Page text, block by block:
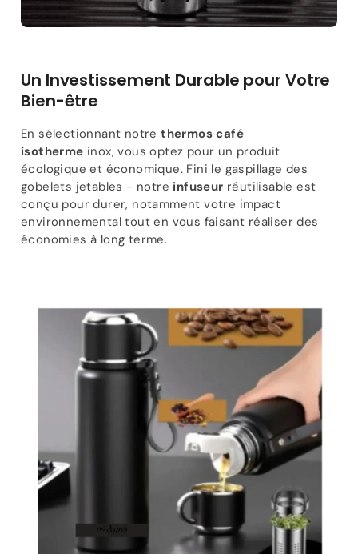
Un Investissement Durable pour Votre
Bien-être
En sélectionnant notrethermos café
isotherme inox, vous optez pour un produit
écologique et économique. Fini le gaspillage des
gobelets jetables - notre infuseur réutilisable est
conçu pour durer, notamment votre impact
environnemental tout en vous faisant réaliser des
économies à long terme.